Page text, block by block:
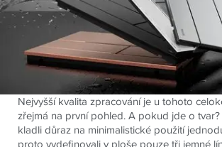
Nejvyšší kvalita zpracování je u tohoto
zřejmá na první pohled. A pokud jde o tvar?
kladli důraz na minimalistické použití
proto vydefinovali v ploše pouze tři jemné